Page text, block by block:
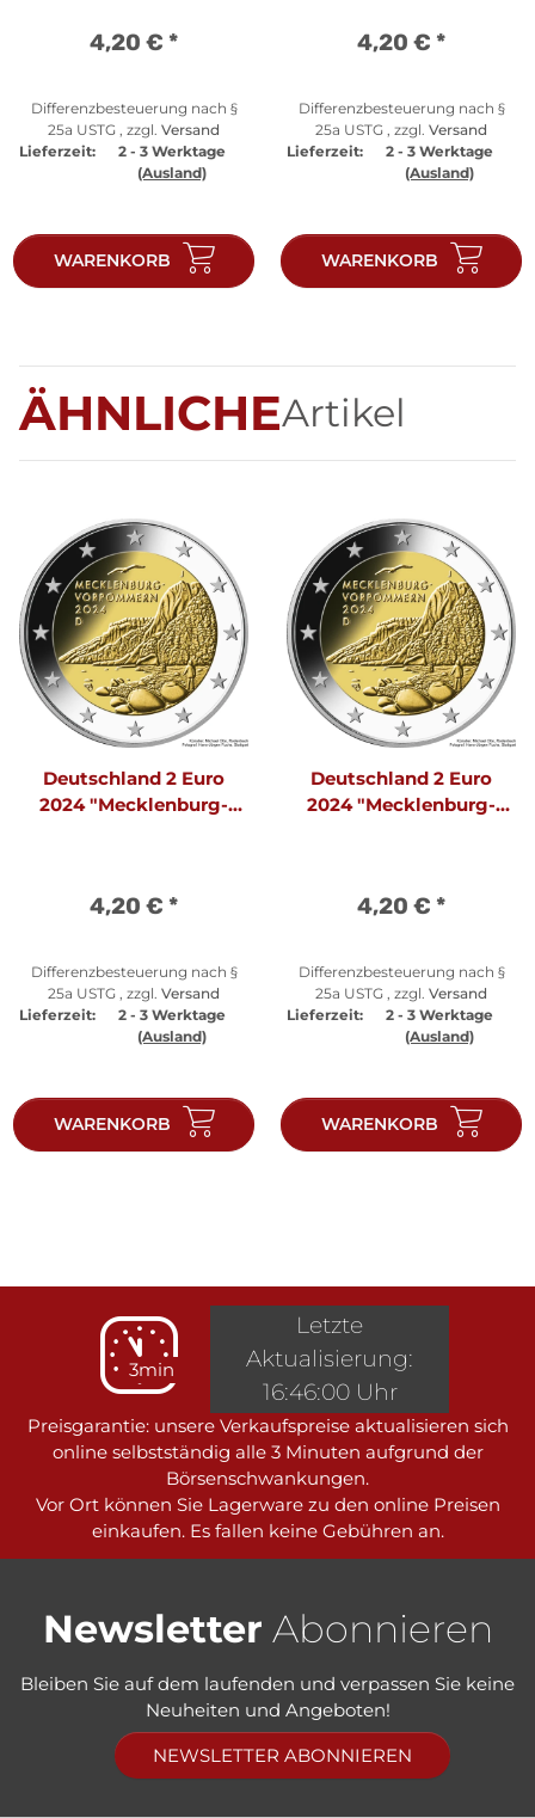
4,20 € *
Differenzbesteuerung nach §
25a USTG , zzgl. Versand
Lieferzeit:
2 - 3 Werktage
(Ausland)
WARENKORB
4,20 € *
Differenzbesteuerung nach §
25a USTG , zzgl. Versand
Lieferzeit:
2 - 3 Werktage
(Ausland)
WARENKORB
ÄHNLICHEArtikel
Deutschland 2 Euro
2024 "Mecklenburg-
4,20 € *
Differenzbesteuerung nach §
25a USTG , zzgl. Versand
Lieferzeit:
2 - 3 Werktage
(Ausland)
WARENKORB
Deutschland 2 Euro
2024 "Mecklenburg-
4,20 € *
Differenzbesteuerung nach §
25a USTG , zzgl. Versand
Lieferzeit:
2 - 3 Werktage
(Ausland)
WARENKORB
3min
Preisgarantie: unsere Verkaufspreise aktualisieren sich
online selbstständig alle 3 Minuten aufgrund der
Börsenschwankungen.
Vor Ort können Sie Lagerware zu den online Preisen
einkaufen. Es fallen keine Gebühren an.
Letzte
Aktualisierung:
16:46:00 Uhr
Newsletter Abonnieren
Bleiben Sie auf dem laufenden und verpassen Sie keine
Neuheiten und Angeboten!
NEWSLETTER ABONNIEREN